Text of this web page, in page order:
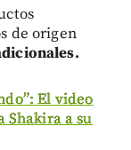
de origen
El video
Shakira a su